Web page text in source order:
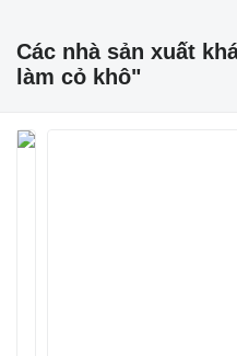
Các nhà sản xuất
làm cỏ khô"